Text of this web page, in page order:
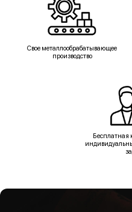
Свое металлообрабатывающее
производство
Бесплатная